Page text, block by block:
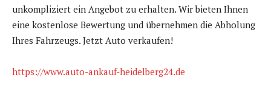
unkompliziert ein Angebot zu erhalten. Wir bieten Ihnen
eine kostenlose Bewertung und übernehmen die Abholung
Ihres Fahrzeugs. Jetzt Auto verkaufen!
https://www.auto-ankauf-heidelberg24.de